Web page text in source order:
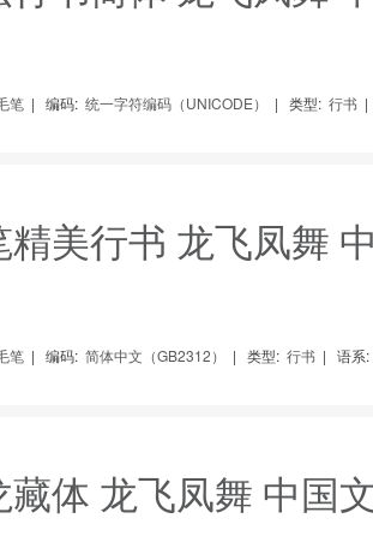
笔 | 编码: 统一字符编码（UNICODE） | 类型: 行书
精美行书 龙飞凤舞
笔 | 编码: 简体中文（GB2312） | 类型: 行书 | 语系:
藏体 龙飞凤舞 中国